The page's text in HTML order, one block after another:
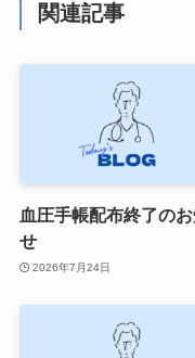
関連記事
血圧手帳配布終了の
せ
2026年7月24日